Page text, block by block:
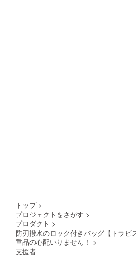
トップ >
プロジェクトをさがす >
プロダクト >
防刃撥水のロック付きバッグ【トラビ
重品の心配いりません！ >
支援者